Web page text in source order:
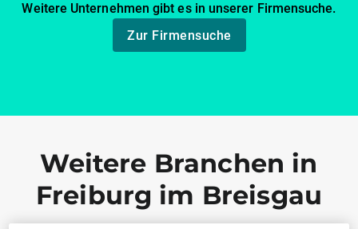
Weitere Unternehmen gibt es in unserer Firmensuche.
Zur Firmensuche
Weitere Branchen in
Freiburg im Breisgau